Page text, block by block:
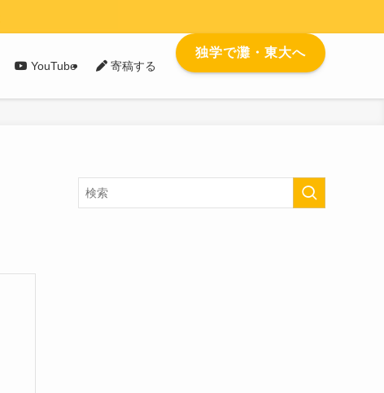
YouTube 寄稿する
独学で灘・東大へ